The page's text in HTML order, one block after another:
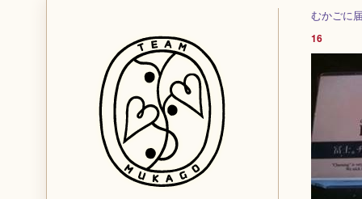
むかごに
16